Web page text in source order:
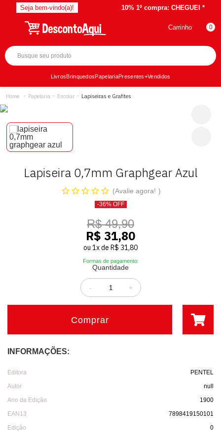
Seja bem-vindo(a)! 10% 1º compra: CHEGUEI *
Carrinho 0
LivrosBrinquedosPapelariaPresentes+Vendidos
Papelaria Escolar Lapiseiras e Grafites
Lapiseira 0,7mm Graphgear Azul
Avalie agora!
-36% OFF
R$ 49,90
R$ 31,80
ou 1xde R$ 31,80
Formas de pagamento:
Quantidade
+
-
Comprar
INFORMAÇÕES:
Editora
PENTEL
Autor
null
Ano da Edição
1900
EAN13
7898419150101
Edição
0